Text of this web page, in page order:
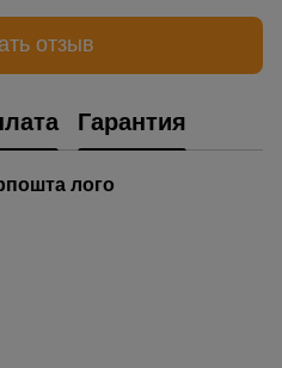
отзыв
Гарантия